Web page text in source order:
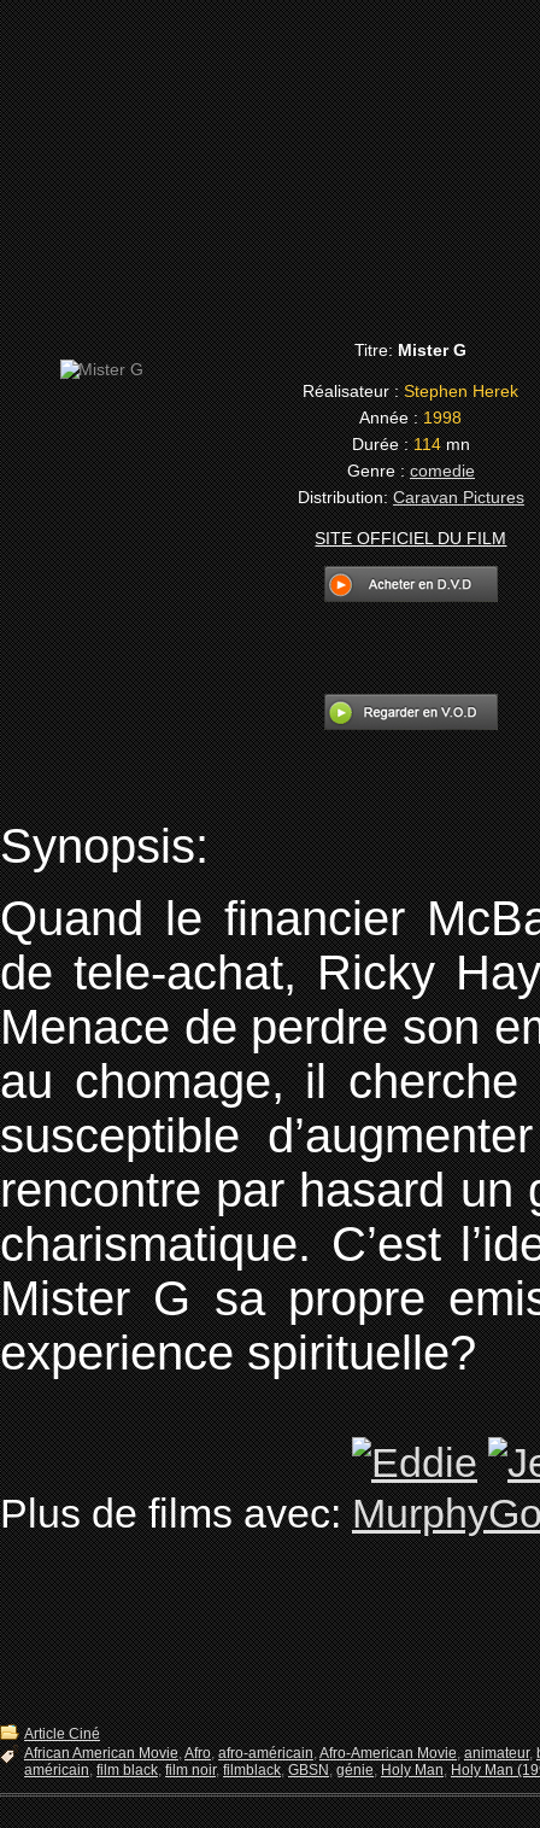
Titre:Mister G
Réalisateur :Stephen Herek
Année :1998
Durée :114mn
Genre :comedie
Distribution: Caravan Pictures
SITE OFFICIEL DU FILM
Synopsis:
Quand le financier
de tele-achat, Ricky
Menace de perdre son
au chomage, il cherche
susceptible
rencontre par hasard un
charismatique. C’est
Mister G sa propre
experience spirituelle?
Plus de films avec:
Article Ciné
African American Movie,Afro,afro-américain,Afro-American Movie,animateur,
américain,film black,film noir,filmblack,GBSN,génie,Holy Man,Holy Man